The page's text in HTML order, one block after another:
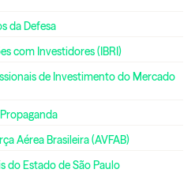
da Defesa
com Investidores (IBRI)
de Investimento do Mercado
Aérea Brasileira (AVFAB)
do Estado de São Paulo